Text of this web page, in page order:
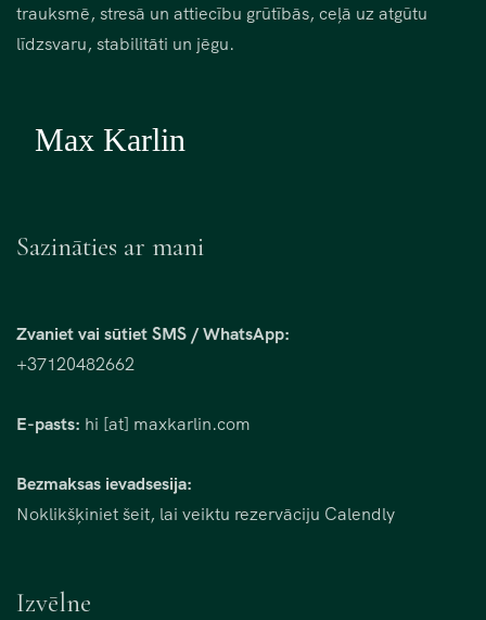
trauksmē, stresā un attiecību grūtībās, ceļā uz atgūtu
līdzsvaru, stabilitāti un jēgu.
Sazināties ar mani
Zvaniet vai sūtiet SMS / WhatsApp:
+37120482662
E-pasts: hi [at] maxkarlin.com
Bezmaksas ievadsesija:
Noklikšķiniet šeit, lai veiktu rezervāciju Calendly
Izvēlne